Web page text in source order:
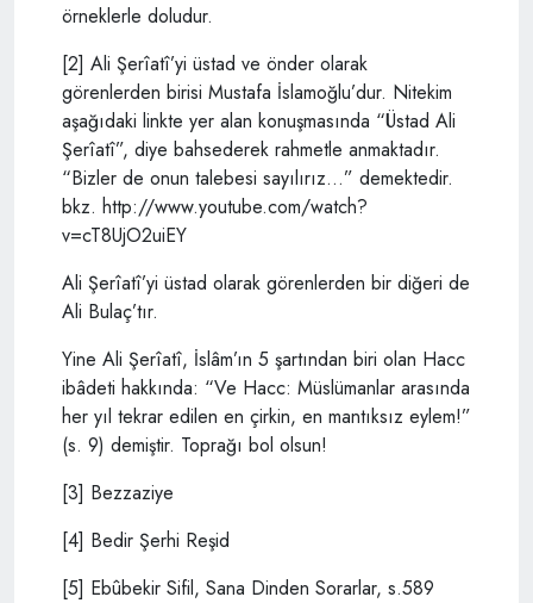
örneklerle doludur.
[2] Ali Şerîatî’yi üstad ve önder olarak
görenlerden birisi Mustafa İslamoğlu’dur. Nitekim
aşağıdaki linkte yer alan konuşmasında “Üstad Ali
Şerîatî”, diye bahsederek rahmetle anmaktadır.
“Bizler de onun talebesi sayılırız…” demektedir.
bkz. http://www.youtube.com/watch?
v=cT8UjO2uiEY
Ali Şerîatî’yi üstad olarak görenlerden bir diğeri de
Ali Bulaç’tır.
Yine Ali Şerîatî, İslâm’ın 5 şartından biri olan Hacc
ibâdeti hakkında: “Ve Hacc: Müslümanlar arasında
her yıl tekrar edilen en çirkin, en mantıksız eylem!”
(s. 9) demiştir. Toprağı bol olsun!
[3] Bezzaziye
[4] Bedir Şerhi Reşid
[5] Ebûbekir Sifil, Sana Dinden Sorarlar, s.589